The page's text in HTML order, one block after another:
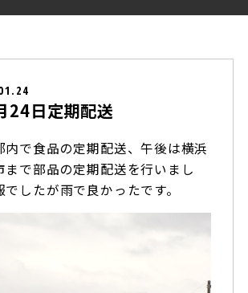
24日定期配送
内で食品の定期配送、午後は横浜
まで部品の定期配送を行いまし
したが雨で良かったです。